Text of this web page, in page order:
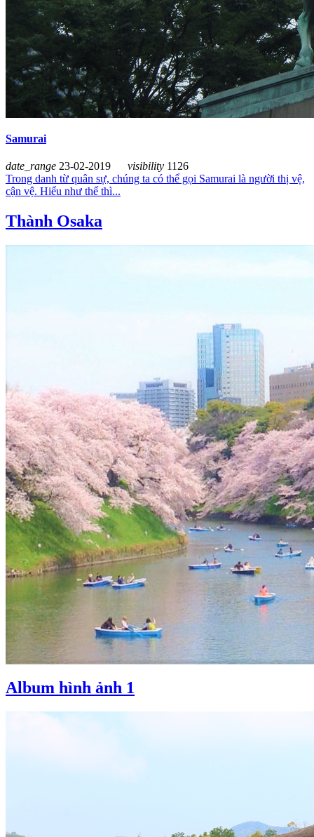
Samurai
date_range 23-02-2019 visibility 1126
Trong danh từ quân sự, chúng ta có thể gọi Samurai là người thị vệ,
cận vệ. Hiểu như thế thì...
Thành Osaka
Album hình ảnh 1